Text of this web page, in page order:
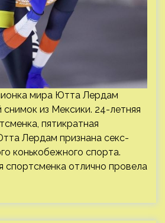
мира Ютта Лердам
из Мексики. 24-летняя
пятикратная
Лердам признана секс-
конькобежного спорта.
спортсменка отлично провела